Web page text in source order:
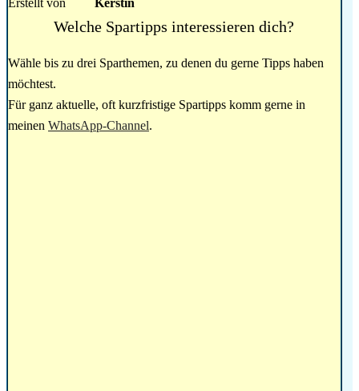
Erstellt von Kerstin
Welche Spartipps interessieren dich?
Wähle bis zu drei Sparthemen, zu denen du gerne Tipps haben
möchtest.
Für ganz aktuelle, oft kurzfristige Spartipps komm gerne in
meinen WhatsApp-Channel.